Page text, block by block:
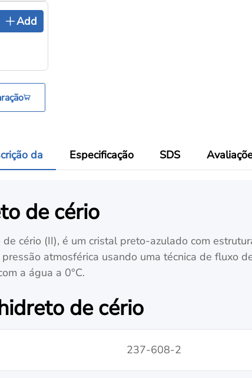
Add
da Especificação SDS
de cério
cério (II), é um cristal preto-azulado com
atmosférica usando uma técnica de fluxo
a água a 0°С.
de cério
237-608-2